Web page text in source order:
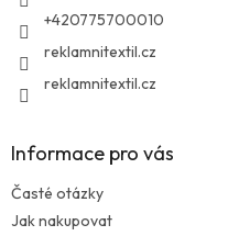
+420775700010
reklamnitextil.cz
reklamnitextil.cz
Informace pro vás
Časté otázky
Jak nakupovat